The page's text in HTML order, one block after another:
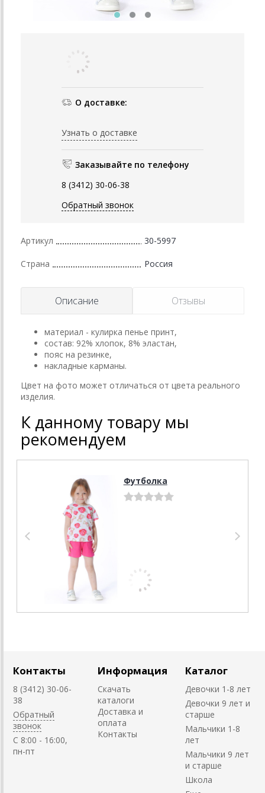
О доставке:
Узнать о доставке
Заказывайте по телефону
8 (3412) 30-06-38
Обратный звонок
Артикул 30-5997
Страна Россия
Описание Отзывы
материал - кулирка пенье принт,
состав: 92% хлопок, 8% эластан,
пояс на резинке,
накладные карманы.
Цвет на фото может отличаться от цвета реального
изделия.
К данному товару мы
рекомендуем
Футболка
Контакты
8 (3412) 30-06-
38
Обратный
звонок
C 8:00 - 16:00,
пн-пт
Информация
Скачать
каталоги
Доставка и
оплата
Контакты
Каталог
Девочки 1-8 лет
Девочки 9 лет и
старше
Мальчики 1-8
лет
Мальчики 9 лет
и старше
Школа